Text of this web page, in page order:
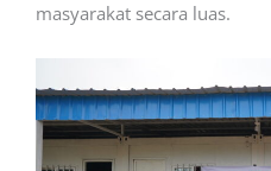
masyarakat secara luas.